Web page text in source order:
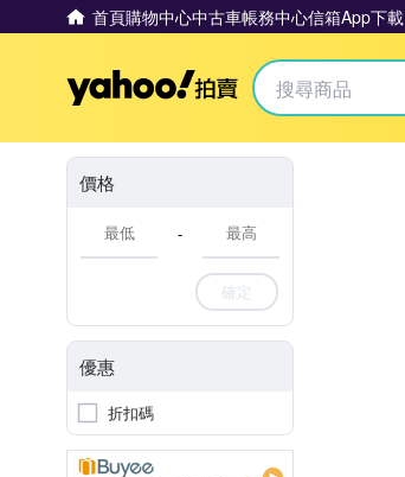
首頁購物中心中古車帳務中心信箱App下載
Yahoo拍賣
價格
-
確定
優惠
折扣碼